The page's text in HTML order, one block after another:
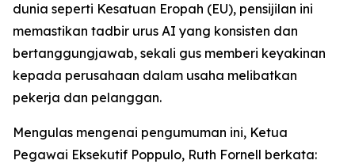
dunia seperti Kesatuan Eropah (EU), pensijilan ini
memastikan tadbir urus AI yang konsisten dan
bertanggungjawab, sekali gus memberi keyakinan
kepada perusahaan dalam usaha melibatkan
pekerja dan pelanggan.
Mengulas mengenai pengumuman ini, Ketua
Pegawai Eksekutif Poppulo, Ruth Fornell berkata: